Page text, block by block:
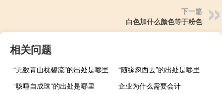
下一篇
白色加什么颜色等于粉色
相关问题
“无数青山枕碧流”的出处是哪里
“随缘忽西去”的出处是哪里
“咳唾自成珠”的出处是哪里
企业为什么需要会计